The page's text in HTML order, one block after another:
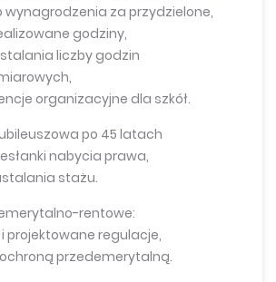
wynagrodzenia za przydzielone,
godziny,
liczby godzin
organizacyjne dla szkół.
po 45 latach
nabycia prawa,
stażu.
rentowe:
projektowane regulacje,
przedemerytalną.